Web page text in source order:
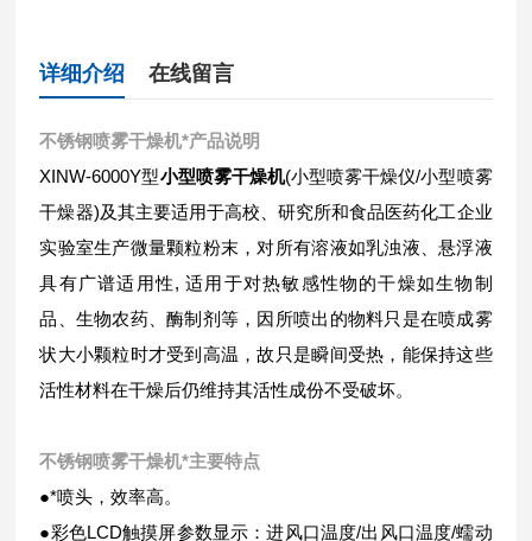
详细介绍 在线留言
不锈钢喷雾干燥机*产品说明
XINW-6000Y型小型喷雾干燥机(小型喷雾干燥仪/小型喷雾
干燥器)及其主要适用于高校、研究所和食品医药化工企业
实验室生产微量颗粒粉末，对所有溶液如乳浊液、悬浮液
具有广谱适用性, 适用于对热敏感性物的干燥如生物制
品、生物农药、酶制剂等，因所喷出的物料只是在喷成雾
状大小颗粒时才受到高温，故只是瞬间受热，能保持这些
活性材料在干燥后仍维持其活性成份不受破坏。
不锈钢喷雾干燥机*主要特点
●*喷头，效率高。
●彩色LCD触摸屏参数显示：进风口温度/出风口温度/蠕动